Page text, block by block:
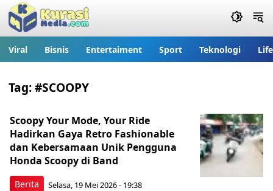
Viral Bisnis Entertaiment Sport Teknologi
Tag:#SCOOPY
Berita
Scoopy Your Mode, Your Ride
Hadirkan Gaya Retro Fashionable
dan Kebersamaan Unik Pengguna
Honda Scoopy di Band
Selasa, 19 Mei 2026 - 19:38